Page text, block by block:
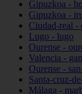
Gipuzkoa -
Gipuzkoa -
Ciudad-real -
Lugo - lugo
Ourense -
Valencia -
Ourense -
Santa-cruz-
Málaga -